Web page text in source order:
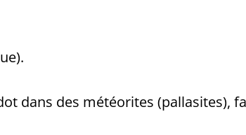
dans des météorites (pallasites),